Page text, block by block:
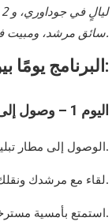
سائق مرشد، ومبيت في فنادق 4 نجوم مع وجبة إفطار يومية، ومرطبات يومية مجانية.
البرنامج يومًا بيوم:
اليوم 1 – وصول إلى تبليسي
الوصول إلى مطار تبليسي الدولي.
لقاء مع مرشدك ونقلك إلى فندقك ذي الـ 4 نجوم.
استمتع بأمسية مسترخية في قلب تبليسي.